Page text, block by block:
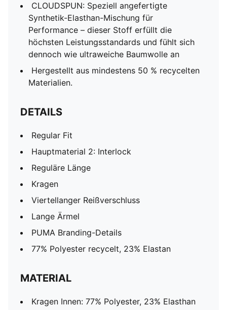
CLOUDSPUN: Speziell angefertigte
Synthetik-Elasthan-Mischung für
Performance – dieser Stoff erfüllt die
höchsten Leistungsstandards und fühlt sich
dennoch wie ultraweiche Baumwolle an
Hergestellt aus mindestens 50 % recycelten
Materialien.
DETAILS
Regular Fit
Hauptmaterial 2: Interlock
Reguläre Länge
Kragen
Viertellanger Reißverschluss
Lange Ärmel
PUMA Branding-Details
77% Polyester recycelt, 23% Elastan
MATERIAL
Kragen Innen: 77% Polyester, 23% Elasthan